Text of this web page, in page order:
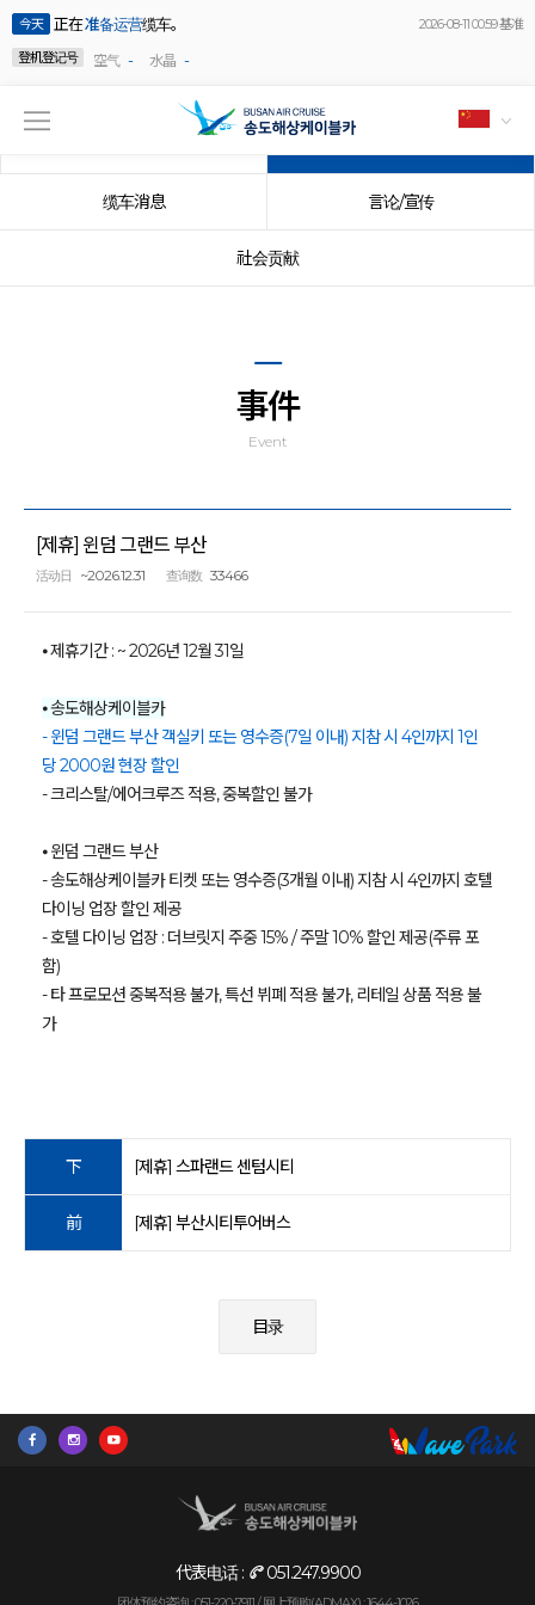
今天 正在准备运营缆车。
2026-08-11 00:59 基准
登机登记号
空气 - 水晶 -
缆车消息 言论/宣传
社会贡献
事件
Event
[제휴] 윈덤 그랜드 부산
活动日 ~2026.12.31 查询数 33466
⦁ 제휴기간 : ~ 2026년 12월 31일
⦁ 송도해상케이블카
- 윈덤 그랜드 부산 객실키 또는 영수증(7일 이내) 지참 시 4인까지 1인
당 2000원 현장 할인
- 크리스탈/에어크루즈 적용, 중복할인 불가
⦁ 윈덤 그랜드 부산
- 송도해상케이블카 티켓 또는 영수증(3개월 이내) 지참 시 4인까지 호텔
다이닝 업장 할인 제공
- 호텔 다이닝 업장 : 더브릿지 주중 15% / 주말 10% 할인 제공(주류 포
함)
- 타 프로모션 중복적용 불가, 특선 뷔폐 적용 불가, 리테일 상품 적용 불
가
下 [제휴] 스파랜드 센텀시티
前 [제휴] 부산시티투어버스
目录
代表电话 : 051.247.9900